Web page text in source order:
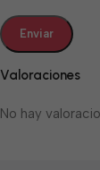
Valoraciones
No hay